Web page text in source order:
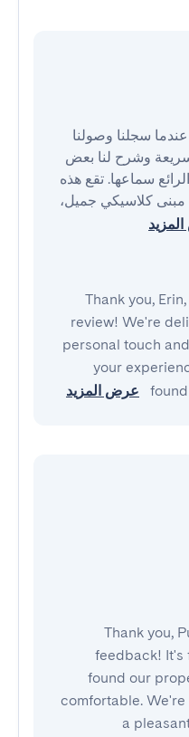
Thank you,
review! We're
personal touch
your
عرض المزيد
Thank you,
feedback! It's
found our
comfortable.
a